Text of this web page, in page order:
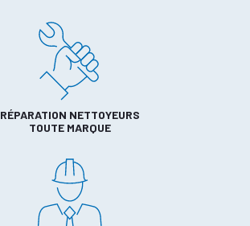
RÉPARATION NETTOYEURS
TOUTE MARQUE